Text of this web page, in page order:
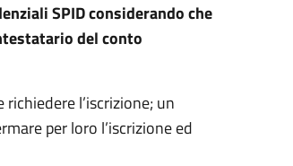
SPID considerando che
del conto
l’iscrizione; un
per loro l’iscrizione ed